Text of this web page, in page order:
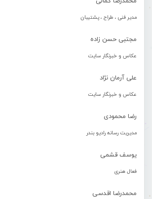
مدیر فنی ، طراح ، پشتیبان
مجتبی حسن زاده
عکاس و خبرنگار سایت
علی آرمان نژاد
عکاس و خبرنگار سایت
رضا محمودی
مدیریت رسانه رادیو بندر
یوسف قشمی
فعال هنری
محمدرضا اقدسی